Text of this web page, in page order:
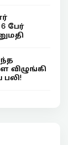
பேர்
விழுங்கி
பலி!